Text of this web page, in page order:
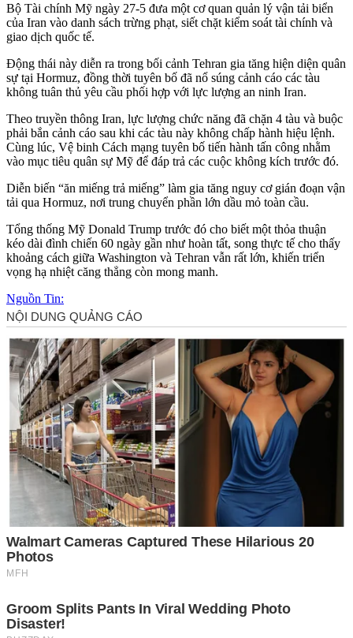
Bộ Tài chính Mỹ ngày 27-5 đưa một cơ quan quản lý vận tải biển
của Iran vào danh sách trừng phạt, siết chặt kiểm soát tài chính và
giao dịch quốc tế.
Động thái này diễn ra trong bối cảnh Tehran gia tăng hiện diện quân
sự tại Hormuz, đồng thời tuyên bố đã nổ súng cảnh cáo các tàu
không tuân thủ yêu cầu phối hợp với lực lượng an ninh Iran.
Theo truyền thông Iran, lực lượng chức năng đã chặn 4 tàu và buộc
phải bắn cảnh cáo sau khi các tàu này không chấp hành hiệu lệnh.
Cùng lúc, Vệ binh Cách mạng tuyên bố tiến hành tấn công nhằm
vào mục tiêu quân sự Mỹ để đáp trả các cuộc không kích trước đó.
Diễn biến “ăn miếng trả miếng” làm gia tăng nguy cơ gián đoạn vận
tải qua Hormuz, nơi trung chuyển phần lớn dầu mỏ toàn cầu.
Tổng thống Mỹ Donald Trump trước đó cho biết một thỏa thuận
kéo dài đình chiến 60 ngày gần như hoàn tất, song thực tế cho thấy
khoảng cách giữa Washington và Tehran vẫn rất lớn, khiến triển
vọng hạ nhiệt căng thẳng còn mong manh.
Nguồn Tin: